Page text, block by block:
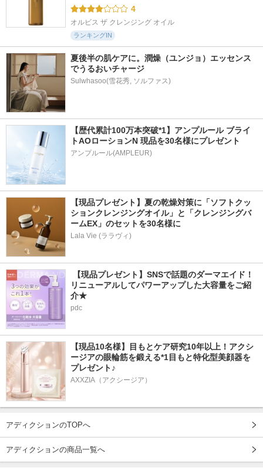
4
オルビス ザ クレンジング オイル
ランキングIN
夏後半の肌ケアに。潤燥（ユンジョ）エッセンス
でうるおいチャージ
Sulwhasoo(雪花秀, ソルファス)
【歴代累計100万本突破*1】アンプルール ブライ
トAOローションN 現品を30名様にプレゼント
アンプルール(AMPLEUR)
【現品プレゼント】夏の乾燥対策に「ソフトクッ
ションクレンジングオイル」と「クレンジングバ
ームEX」のセットを30名様に
Lala Vie (ララヴィ)
【現品プレゼント】SNSで話題のダーマエイド！
リニューアルしてパワーアップした大容量をご紹
介★
pdc
【現品10名様】目もとケア研究10年以上！アクシ
ージアの眼輪筋を鍛える*1目もと特化型美顔器を
プレゼント♪
AXXZIA（アクシージア）
アディクションのTOPへ
アディクションの商品一覧へ